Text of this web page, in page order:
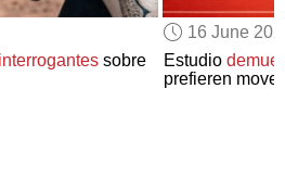
CARDS
LANGUAGES
sobre
16 June
Estudio
prefieren